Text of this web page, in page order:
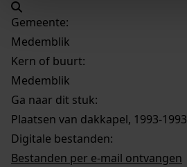
Gemeente:
Medemblik
Kern of buurt:
Medemblik
Ga naar dit stuk:
Plaatsen van dakkapel, 1993-1993
Digitale bestanden:
Bestanden per e-mail ontvangen